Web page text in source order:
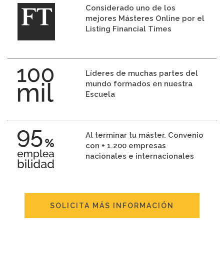
Considerado uno de los
mejores Másteres Online por el
Listing Financial Times
Líderes de muchas partes del
mundo formados en nuestra
Escuela
Al terminar tu máster. Convenio
con + 1.200 empresas
nacionales e internacionales
SOLICITA MÁS INFORMACIÓN